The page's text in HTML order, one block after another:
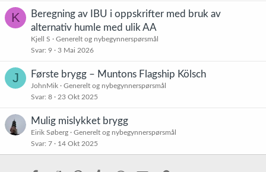
K
Beregning av IBU i oppskrifter med bruk av
alternativ humle med ulik AA
Kjell S
Generelt og nybegynnerspørsmål
Svar 9 3 Mai 2026
J Første brygg – Muntons Flagship Kölsch
JohnMik
Generelt og nybegynnerspørsmål
Svar 8 23 Okt 2025
Mulig mislykket brygg
Eirik Søberg
Generelt og nybegynnerspørsmål
Svar 7 14 Okt 2025